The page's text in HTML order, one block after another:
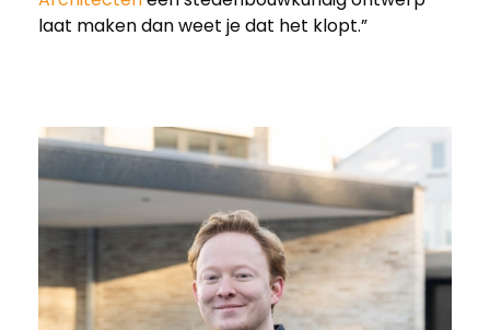
laat maken dan weet je dat het klopt.”